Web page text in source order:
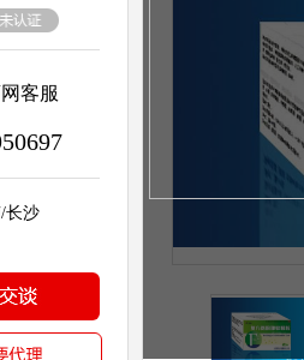
客服
长沙